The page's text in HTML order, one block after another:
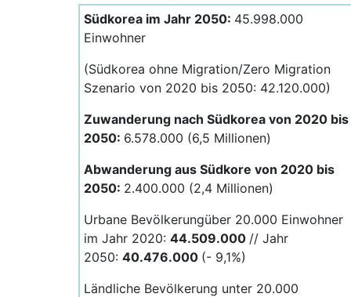
Südkorea im Jahr 2050: 45.998.000
Einwohner
(Südkorea ohne Migration/Zero Migration
Szenario von 2020 bis 2050: 42.120.000)
Zuwanderung nach Südkorea von 2020 bis
2050: 6.578.000 (6,5 Millionen)
Abwanderung aus Südkore von 2020 bis
2050: 2.400.000 (2,4 Millionen)
Urbane Bevölkerungüber 20.000 Einwohner
im Jahr 2020: 44.509.000 // Jahr
2050: 40.476.000 (- 9,1%)
Ländliche Bevölkerung unter 20.000